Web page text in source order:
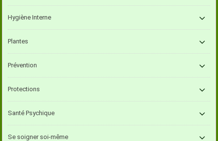
Hygiène Interne
Plantes
Prévention
Protections
Santé Psychique
Se soigner soi-même